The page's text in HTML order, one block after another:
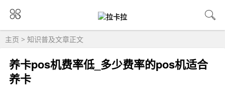
主页 > 知识普及文章正文
养卡pos机费率低_多少费率的pos机适合
养卡